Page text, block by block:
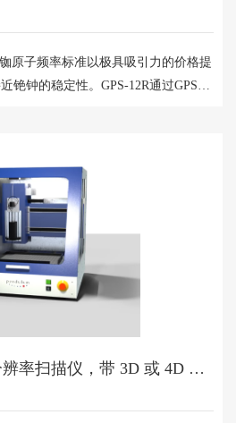
原子频率标准以极具吸引力的价格提
铯钟的稳定性。GPS-12R通过GPS卫
HRE 系列 EMC 高分辨率扫描仪，带 3D 或 4D 扫描功能